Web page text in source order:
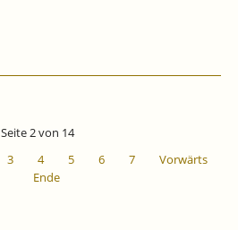
Seite 2 von 14
3 4 5 6 7
Vorwärts
Ende